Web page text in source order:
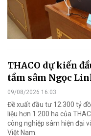
THACO dự kiến
tầm sâm Ngọc
09/08/2026 16:03
Đề xuất đầu tư 12.300 tỷ
liệu hơn 1.200 ha của
công nghiệp sâm hiện đại
Việt Nam.